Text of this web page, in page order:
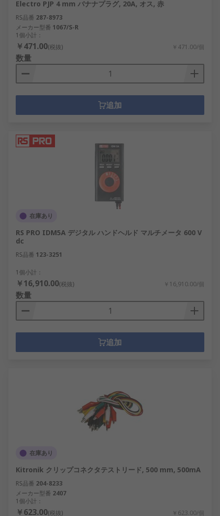
Electro PJP 4 mm バナナプラグ, 20A, オス, 赤
RS品番 287-8973
メーカー型番 1067/S-R
1個小計：
￥471.00(税抜) ￥471.00/個
数量
追加
在庫あり
RS PRO IDM5A デジタル ハンドヘルド マルチメータ 600 V
dc
RS品番 123-3251
1個小計：
￥16,910.00(税抜) ￥16,910.00/個
数量
追加
在庫あり
Kitronik クリップコネクタテストリード, 500 mm, 500mA
RS品番 204-8233
メーカー型番 2407
1個小計：
￥623.00(税抜) ￥623.00/個